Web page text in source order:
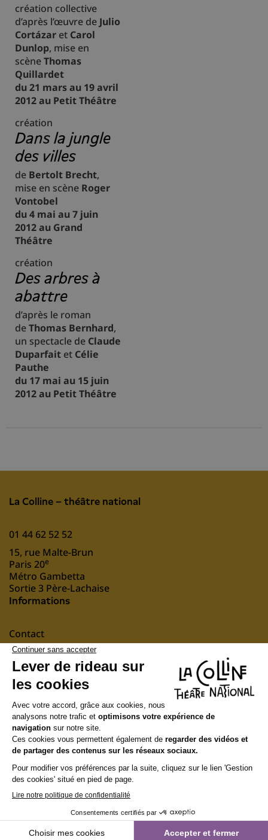
création collective
d’après l’œuvre de Julio
Cortázar et Carol
Dunlop, mise en
scèneThomas
Quillardet
du 21 mars au 19 avril
2012 au Petit Théâtre
création
Dans la jungle
des villes
de Bertolt Brecht,
mise en scène Roger
Vontobel
du 4 mai au 7 juin
2012 au Grand
Théâtre
création
Des arbres à
abattre
d’après le roman
deThomas Bernhard,
un spectacle de Claude
Duparfait et Célie
Pauthe
du 17 mai au 15 juin
2012 au Petit Théâtre
La Colline – théâtre national
01 44 62 52 52
15, rue Malte-Brun
Paris 20e
Métro Gambetta
Sortie 3 Père-Lachaise
Informations
Contact
Mentions légales
nous soutenir
Suivez-nous
Newsletter
Recevez notre actualité et notre programmation